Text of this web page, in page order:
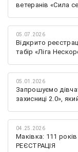
ветеранів «Сила
05.07.2026
Відкрито
табір «Ліга
05.01.2026
Запрошуємо
захисниці 2.0»,
04.25.2026
Маківка: 111
РЕЄСТРАЦІЯ